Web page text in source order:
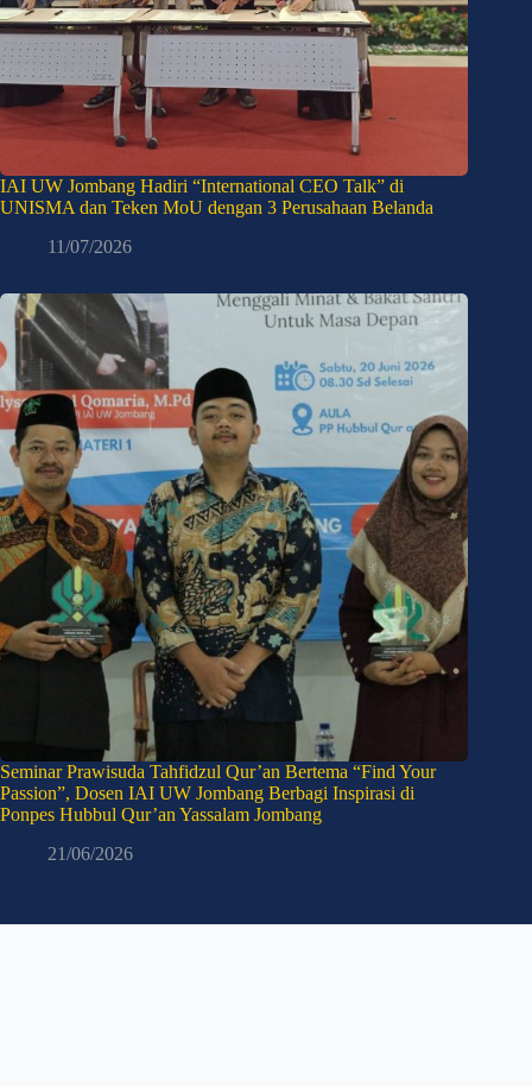
IAI UW Jombang Hadiri “International CEO Talk” di
UNISMA dan Teken MoU dengan 3 Perusahaan Belanda
11/07/2026
Seminar Prawisuda Tahfidzul Qur’an Bertema “Find Your
Passion”, Dosen IAI UW Jombang Berbagi Inspirasi di
Ponpes Hubbul Qur’an Yassalam Jombang
21/06/2026